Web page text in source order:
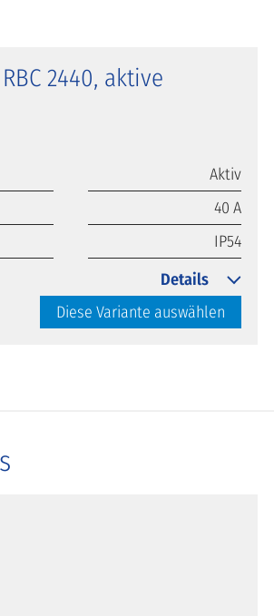
2440, aktive
Aktiv
40 A
IP54
Diese Variante auswählen
Details